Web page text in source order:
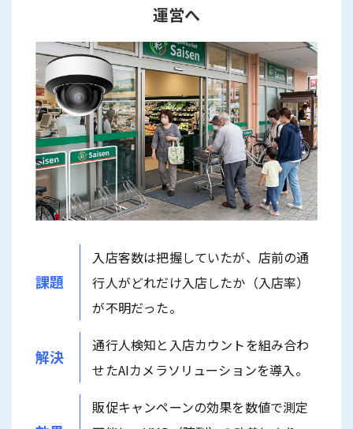
運営へ
課題
入店客数は把握していたが、店前の通
行人がどれだけ入店したか（入店率）
が不明だった。
解決
通行人検知と入店カウントを組み合わ
せたAIカメラソリューションを導入。
販促キャンペーンの効果を数値で測定